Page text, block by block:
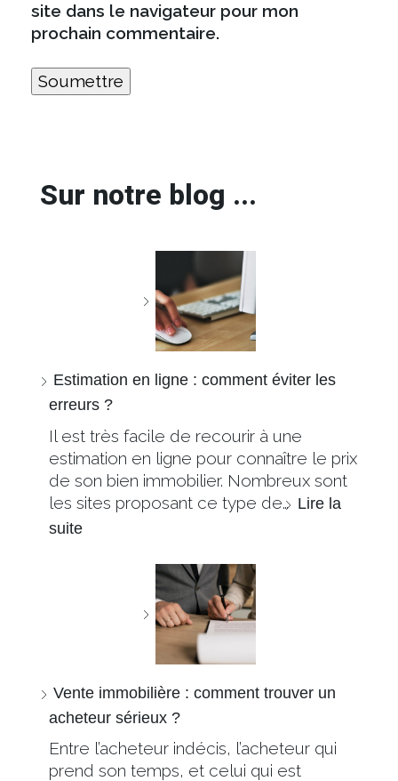
site dans le navigateur pour mon
prochain commentaire.
Sur notre blog ...
Estimation en ligne : comment éviter les
erreurs ?
Il est très facile de recourir à une
estimation en ligne pour connaître le prix
de son bien immobilier. Nombreux sont
les sites proposant ce type de… Lire la
suite
Vente immobilière : comment trouver un
acheteur sérieux ?
Entre l’acheteur indécis, l’acheteur qui
prend son temps, et celui qui est